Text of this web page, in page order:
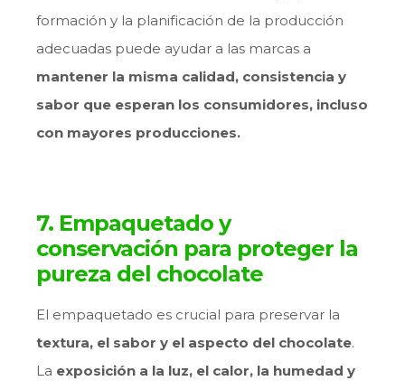
formación y la planificación de la producción
adecuadas puede ayudar a las marcas a
mantener la misma calidad, consistencia y
sabor que esperan los consumidores, incluso
con mayores producciones.
7. Empaquetado y
conservación para proteger la
pureza del chocolate
El empaquetado es crucial para preservar la
textura, el sabor y el aspecto del chocolate.
La exposición a la luz, el calor, la humedad y